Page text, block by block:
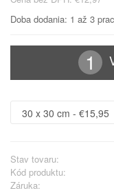
Doba dodania: 1 až 3
Stav tovaru:
Kód produktu:
Záruka: